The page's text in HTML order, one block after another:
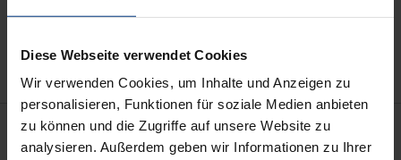
Diese Webseite verwendet Cookies
Wir verwenden Cookies, um Inhalte und Anzeigen zu
personalisieren, Funktionen für soziale Medien anbieten
zu können und die Zugriffe auf unsere Website zu
analysieren. Außerdem geben wir Informationen zu Ihrer
Zur Wunschliste hinzufügen
Beschreibung